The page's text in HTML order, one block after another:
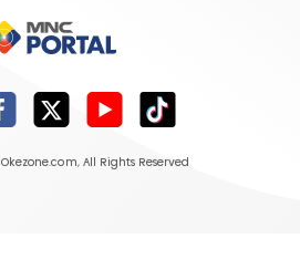
Okezone.com, All Rights Reserved